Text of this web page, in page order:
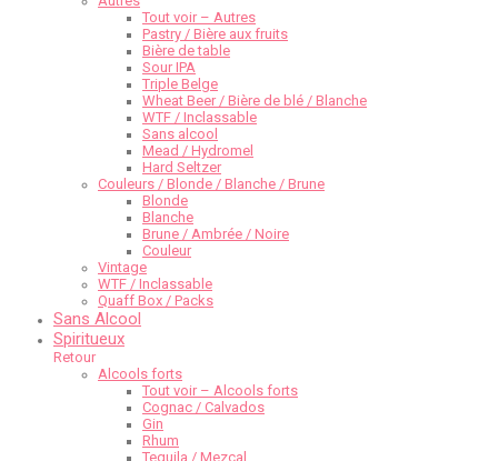
Tout voir – Autres
Pastry / Bière aux fruits
Bière de table
Sour IPA
Triple Belge
Wheat Beer / Bière de blé / Blanche
WTF / Inclassable
Sans alcool
Mead / Hydromel
Hard Seltzer
Couleurs / Blonde / Blanche / Brune
Blonde
Blanche
Brune / Ambrée / Noire
Couleur
Vintage
WTF / Inclassable
Quaff Box / Packs
Sans Alcool
Spiritueux
Retour
Alcools forts
Tout voir – Alcools forts
Cognac / Calvados
Gin
Rhum
Tequila / Mezcal